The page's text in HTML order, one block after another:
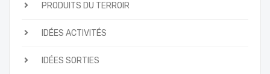
PRODUITS DU TERROIR
IDÉES ACTIVITÉS
IDÉES SORTIES